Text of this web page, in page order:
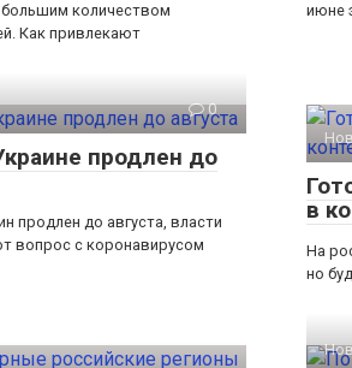
большим количеством
Как привлекают
июне
0
продлен до
продлен до августа, власти
вопрос с коронавирусом
в
На
но